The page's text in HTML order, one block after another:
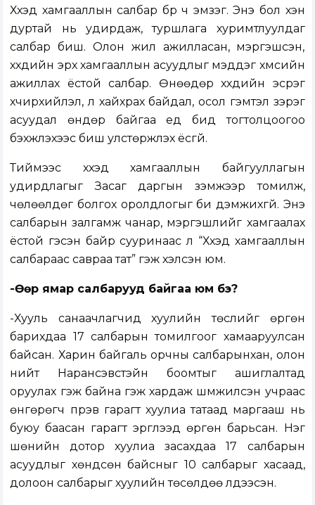
Хүүхэд хамгааллын салбар бүр ч эмзэг. Энэ бол хэн
дуртай нь удирдаж, туршлага хуримтлуулдаг
салбар биш. Олон жил ажилласан, мэргэшсэн,
хүүхдийн эрх хамгааллын асуудлыг мэддэг хүмүүсийн
ажиллах ёстой салбар. Өнөөдөр хүүхдийн эсрэг
хүчирхийлэл, үл хайхрах байдал, осол гэмтэл зэрэг
асуудал өндөр байгаа үед бид тогтолцоогоо
бэхжүүлэхээс биш улстөржүүлэх ёсгүй.
Тиймээс хүүхэд хамгааллын байгууллагын
удирдлагыг Засаг даргын үзэмжээр томилж,
чөлөөлдөг болгох оролдлогыг би дэмжихгүй. Энэ
салбарын залгамж чанар, мэргэшлийг хамгаалах
ёстой гэсэн байр сууринаас л “Хүүхэд хамгааллын
салбараас савраа тат” гэж хэлсэн юм.
-Өөр ямар салбарууд байгаа юм бэ?
-Хууль санаачлагчид хуулийн төслийг өргөн
барихдаа 17 салбарын томилгоог хамааруулсан
байсан. Харин байгаль орчны салбарынхан, олон
нийт Нарансэвстэйн боомтыг ашиглалтад
оруулах гэж байна гэж хардаж шүүмжилсэн учраас
өнгөрөгч пүрэв гарагт хуулиа татаад маргааш нь
буюу баасан гарагт эргүүлээд өргөн барьсан. Нэг
шөнийн дотор хуулиа засахдаа 17 салбарын
асуудлыг хөндсөн байсныг 10 салбарыг хасаад,
долоон салбарыг хуулийн төсөлдөө үлдээсэн.